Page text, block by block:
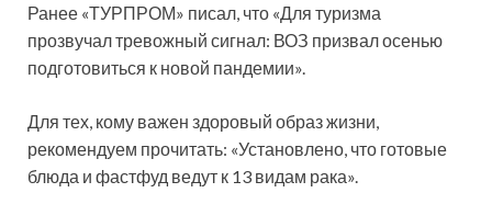
Ранее «ТУРПРОМ» писал, что «Для туризма
прозвучал тревожный сигнал: ВОЗ призвал осенью
подготовиться к новой пандемии».
Для тех, кому важен здоровый образ жизни,
рекомендуем прочитать: «Установлено, что готовые
блюда и фастфуд ведут к 13 видам рака».